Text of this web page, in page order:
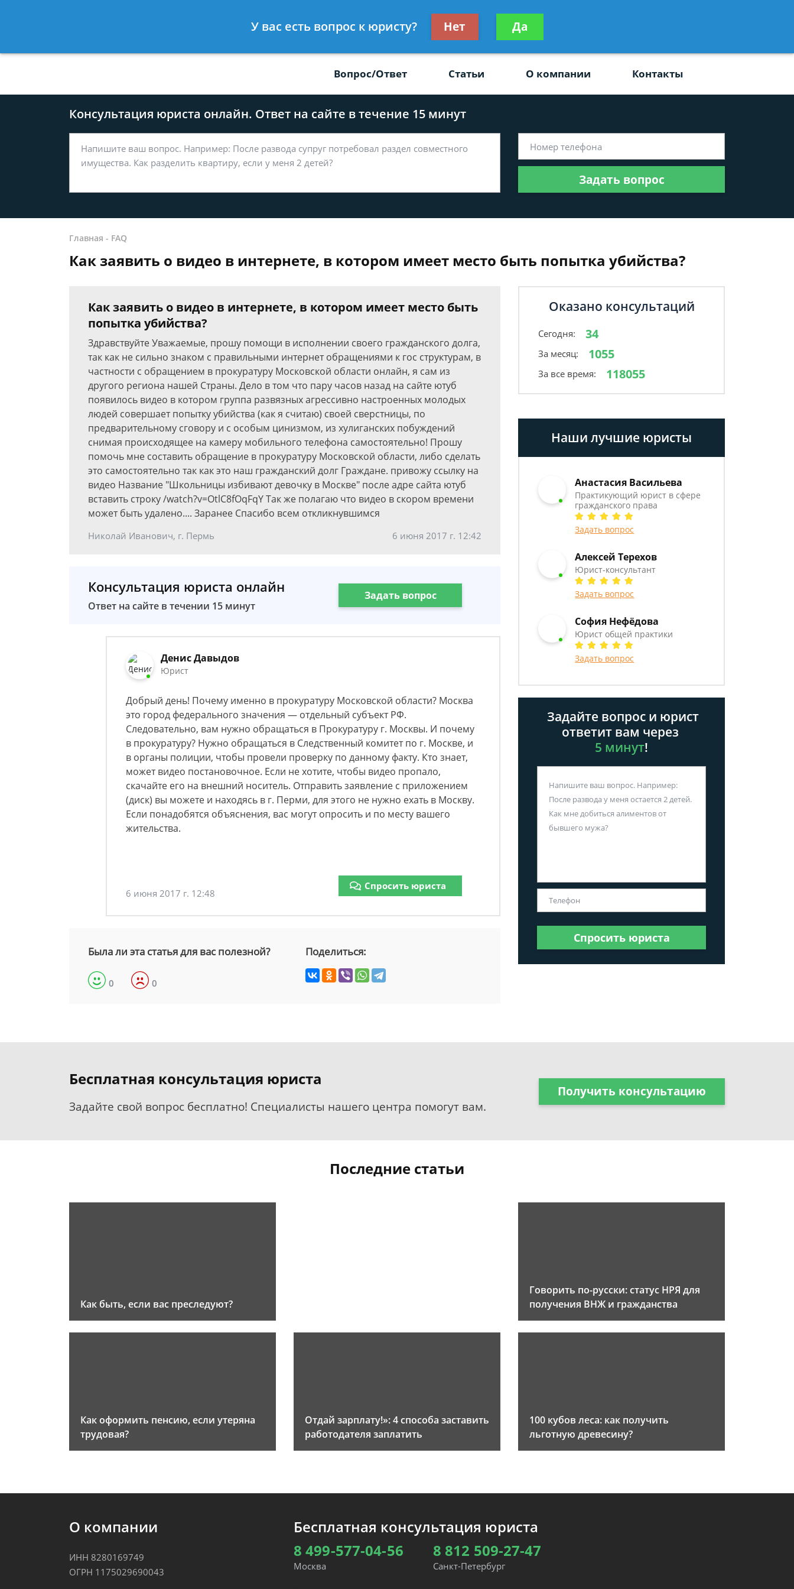
8 812 509-27-47
Получите консультацию
бесплатно
Вопрос/Ответ Статьи О компании Контакты
Консультация юриста онлайн. Ответ на сайте в течение 15 минут
Задать вопрос
Главная - FAQ
Как заявить о видео в интернете, в котором имеет место быть попытка убийства?
Как заявить о видео в интернете, в котором имеет место быть
попытка убийства?
Здравствуйте Уважаемые, прошу помощи в исполнении своего гражданского долга,
так как не сильно знаком с правильными интернет обращениями к гос структурам, в
частности с обращением в прокуратуру Московской области онлайн, я сам из
другого региона нашей Страны. Дело в том что пару часов назад на сайте ютуб
появилось видео в котором группа развязных агрессивно настроенных молодых
людей совершает попытку убийства (как я считаю) своей сверстницы, по
предварительному сговору и с особым цинизмом, из хулиганских побуждений
снимая происходящее на камеру мобильного телефона самостоятельно! Прошу
помочь мне составить обращение в прокуратуру Московской области, либо сделать
это самостоятельно так как это наш гражданский долг Граждане. привожу ссылку на
видео Название "Школьницы избивают девочку в Москве" после адре сайта ютуб
вставить строку /watch?v=OtlC8fOqFqY Так же полагаю что видео в скором времени
может быть удалено.... Заранее Спасибо всем откликнувшимся
Николай Иванович, г. Пермь 6 июня 2017 г. 12:42
Консультация юриста онлайн
Ответ на сайте в течении 15 минут
Задать вопрос
Денис Давыдов
Юрист
Добрый день! Почему именно в прокуратуру Московской области? Москва
это город федерального значения — отдельный субъект РФ.
Следовательно, вам нужно обращаться в Прокуратуру г. Москвы. И почему
в прокуратуру? Нужно обращаться в Следственный комитет по г. Москве, и
в органы полиции, чтобы провели проверку по данному факту. Кто знает,
может видео постановочное. Если не хотите, чтобы видео пропало,
скачайте его на внешний носитель. Отправить заявление с приложением
(диск) вы можете и находясь в г. Перми, для этого не нужно ехать в Москву.
Если понадобятся объяснения, вас могут опросить и по месту вашего
жительства.
6 июня 2017 г. 12:48
Спросить юриста
Была ли эта статья для вас полезной?
0 0
Поделиться:
Оказано консультаций
Сегодня: 34
За месяц: 1055
За все время: 118055
Наши лучшие юристы
Анастасия Васильева
Практикующий юрист в сфере
гражданского права
Задать вопрос
Алексей Терехов
Юрист-консультант
Задать вопрос
София Нефёдова
Юрист общей практики
Задать вопрос
Задайте вопрос и юрист
ответит вам через
5 минут!
Спросить юриста
Бесплатная консультация юриста
Задайте свой вопрос бесплатно! Специалисты нашего центра помогут вам.
Получить консультацию
Последние статьи
Как быть, если вас преследуют?
Говорить по-русски: статус НРЯ для
получения ВНЖ и гражданства
Как оформить пенсию, если утеряна
трудовая?
Отдай зарплату!»: 4 способа заставить
работодателя заплатить
100 кубов леса: как получить
льготную древесину?
О компании
ИНН 8280169749
ОГРН 1175029690043
Бесплатная консультация юриста
8 499-577-04-56
Москва
8 812 509-27-47
Санкт-Петербург
У вас есть вопрос к юристу? Нет Да